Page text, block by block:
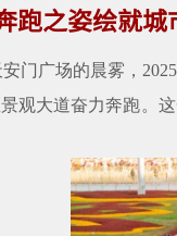
跑之姿绘就
门广场的晨雾，
观大道奋力奔跑。